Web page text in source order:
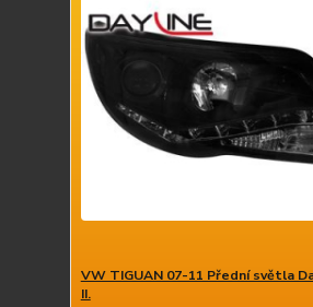
VW TIGUAN 07-11 Přední světla
II.